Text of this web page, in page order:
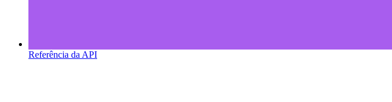
Referência da API